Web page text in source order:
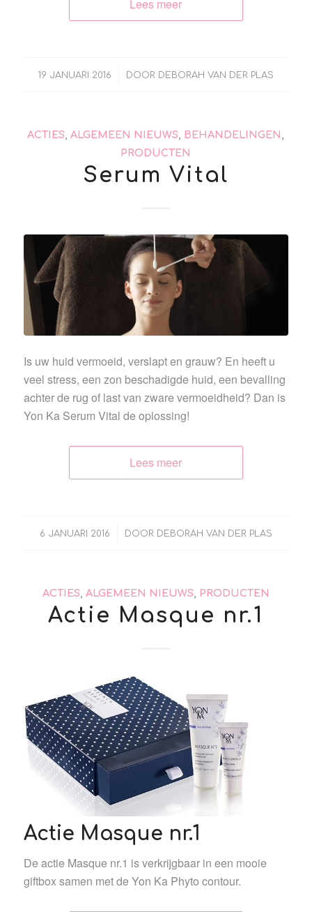
Lees meer
19 JANUARI 2016
/ DOOR DEBORAH VAN DER PLAS
ACTIES,ALGEMEEN NIEUWS, BEHANDELINGEN ,
PRODUCTEN
Serum Vital
Is uw huid vermoeid, verslapt en grauw? En heeft u
veel stress, een zon beschadigde huid, een bevalling
achter de rug of last van zware vermoeidheid? Dan is
Yon Ka Serum Vital de oplossing!
Lees meer
6 JANUARI 2016
/ DOOR DEBORAH VAN DER PLAS
ACTIES, ALGEMEEN NIEUWS, PRODUCTEN
Actie Masque nr.1
Actie Masque nr.1
De actie Masque nr.1 is verkrijgbaar in een mooie
giftbox samen met de Yon Ka Phyto contour.